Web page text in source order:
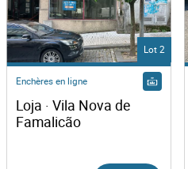
Lot 2
Enchères en ligne
Loja · Vila Nova de